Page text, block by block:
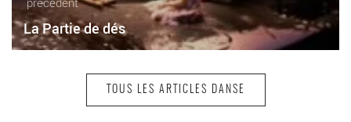
La Partie de dés
TOUS LES ARTICLES DANSE